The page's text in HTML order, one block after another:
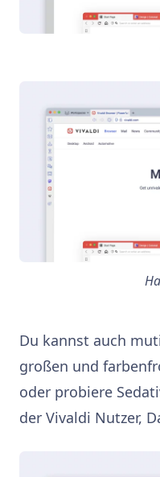
Du kannst auch
großen und
oder probiere
der Vivaldi Nutzer,